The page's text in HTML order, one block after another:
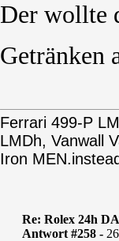
Der wollte
Ferrari 499-P
LMDh, Vanwall
Iron
Re: Rolex 24h
Antwort #258 -